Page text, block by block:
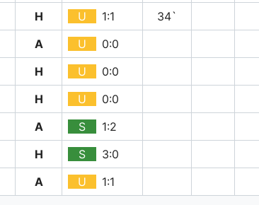
H U 1:1 34`
A U
0:0
H U
0:0
H U
0:0
A S
1:2
H S
3:0
A U
1:1